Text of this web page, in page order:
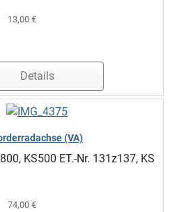
13,00 €
Details
(VA)
KS500 ET.-Nr. 131z137, KS
74,00 €